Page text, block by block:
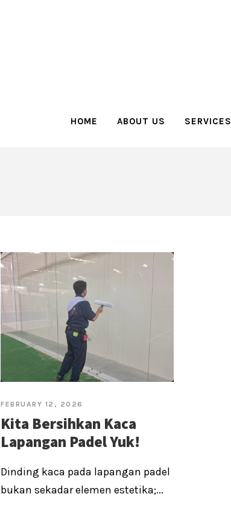
HOME ABOUT US SERVICES
FEBRUARY 12, 2026
Kita Bersihkan Kaca
Lapangan Padel Yuk!
Dinding kaca pada lapangan padel
bukan sekadar elemen estetika;...